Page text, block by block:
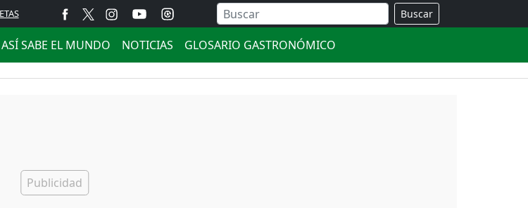
Buscar
ASÍ SABE EL MUNDO NOTICIAS GLOSARIO GASTRONÓMICO